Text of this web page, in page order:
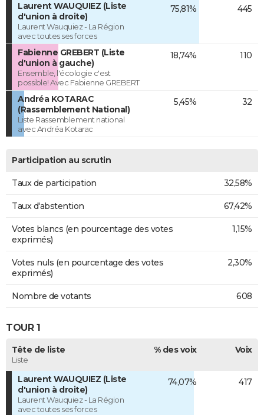
Laurent WAUQUIEZ (Liste
d'union à droite)
Laurent Wauquiez - La Région
avec toutes ses forces
75,81% 445
Fabienne GREBERT (Liste
d'union à gauche)
Ensemble, l'écologie c'est
possible! Avec Fabienne GREBERT
18,74% 110
Andréa KOTARAC
(Rassemblement National)
Liste Rassemblement national
avec Andréa Kotarac
5,45% 32
Participation au scrutin
Taux de participation 32,58%
Taux d'abstention 67,42%
Votes blancs (en pourcentage des votes
exprimés)
1,15%
Votes nuls (en pourcentage des votes
exprimés)
2,30%
Nombre de votants 608
TOUR 1
Tête de liste
Liste
% des voix Voix
Laurent WAUQUIEZ (Liste
d'union à droite)
Laurent Wauquiez - La Région
avec toutes ses forces
74,07% 417